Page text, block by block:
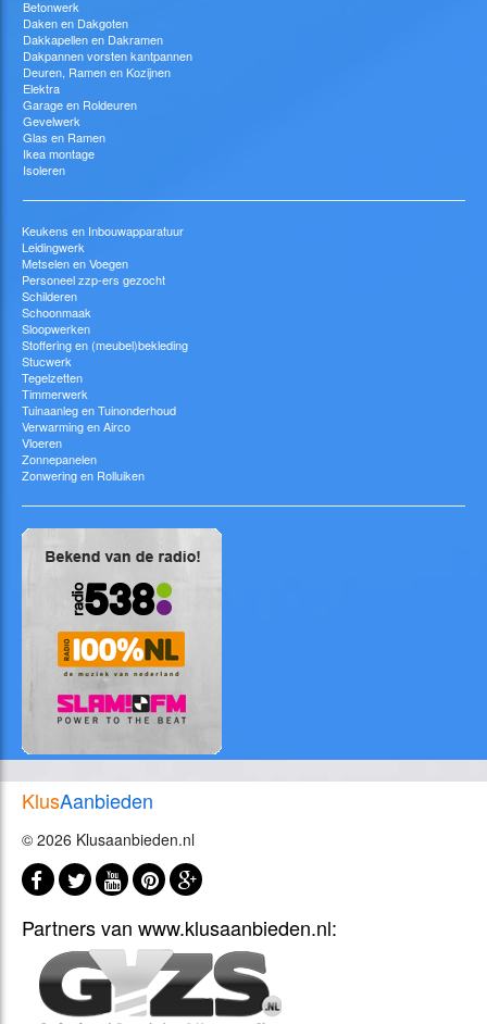
Betonwerk
Daken en Dakgoten
Dakkapellen en Dakramen
Dakpannen vorsten kantpannen
Deuren, Ramen en Kozijnen
Elektra
Garage en Roldeuren
Gevelwerk
Glas en Ramen
Ikea montage
Isoleren
Keukens en Inbouwapparatuur
Leidingwerk
Metselen en Voegen
Personeel zzp-ers gezocht
Schilderen
Schoonmaak
Sloopwerken
Stoffering en (meubel)bekleding
Stucwerk
Tegelzetten
Timmerwerk
Tuinaanleg en Tuinonderhoud
Verwarming en Airco
Vloeren
Zonnepanelen
Zonwering en Rolluiken
KlusAanbieden
© 2026 Klusaanbieden.nl
Partners van www.klusaanbieden.nl: